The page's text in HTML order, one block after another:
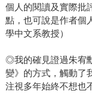
個人的閱讀及實際批
點，也可說是作者個
學中文系教授）
◎我的確見證過朱宥
變》的方式，觸動了
注視多年始終不想也